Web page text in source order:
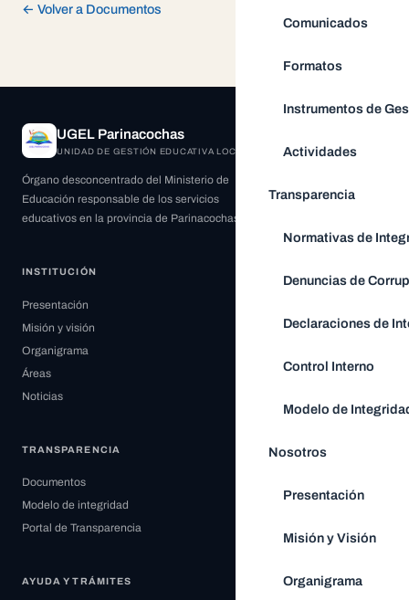
Comunicados
Formatos
Instrumentos de
Actividades
Transparencia
Normativas de
Denuncias de
Declaraciones de
Control Interno
Modelo de
Nosotros
Presentación
Misión y Visión
Organigrama
← Volver a Documentos
UGEL Parinacochas
UNIDAD DE GESTIÓN EDUCATIVA LOCAL
Órgano desconcentrado del Ministerio de
Educación responsable de los servicios
educativos en la provincia de Parinacochas.
INSTITUCIÓN
Presentación
Misión y visión
Organigrama
Áreas
Noticias
TRANSPARENCIA
Documentos
Modelo de integridad
Portal de Transparencia
AYUDA Y TRÁMITES